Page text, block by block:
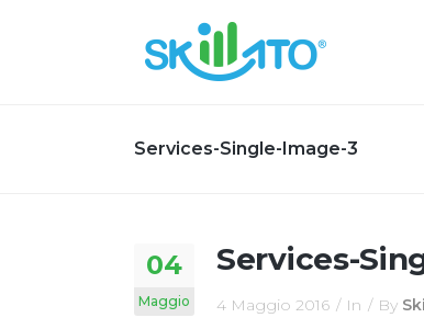
Services-Single-Image-3
04
Maggio
Services-
4 Maggio 2016 In By